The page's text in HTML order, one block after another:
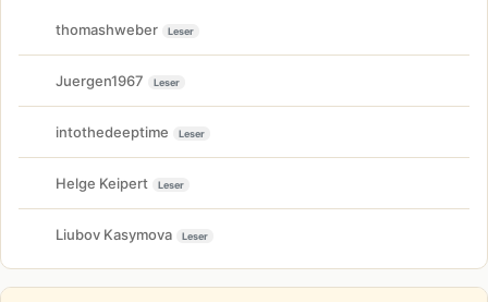
thomashweber Leser
Juergen1967 Leser
intothedeeptime Leser
Helge Keipert Leser
Liubov Kasymova Leser